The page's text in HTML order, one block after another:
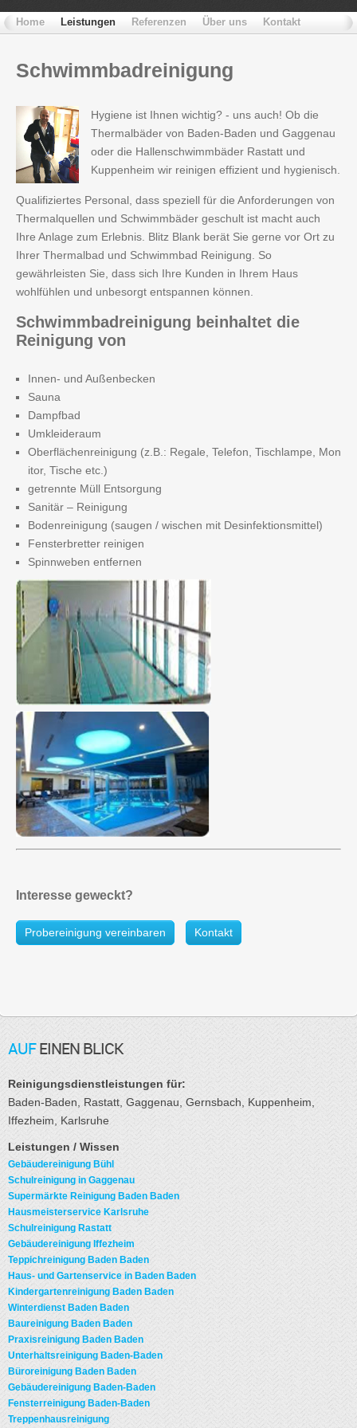
Home Leistungen Referenzen Über uns Kontakt
Schwimmbadreinigung
Hygiene ist Ihnen wichtig? - uns auch! Ob die
Thermalbäder von Baden-Baden und Gaggenau
oder die Hallenschwimmbäder Rastatt und
Kuppenheim wir reinigen effizient und hygienisch.
Qualifiziertes Personal, dass speziell für die Anforderungen von
Thermalquellen und Schwimmbäder geschult ist macht auch
Ihre Anlage zum Erlebnis. Blitz Blank berät Sie gerne vor Ort zu
Ihrer Thermalbad und Schwimmbad Reinigung. So
gewährleisten Sie, dass sich Ihre Kunden in Ihrem Haus
wohlfühlen und unbesorgt entspannen können.
Schwimmbadreinigung beinhaltet die
Reinigung von
Innen- und Außenbecken
Sauna
Dampfbad
Umkleideraum
Oberflächenreinigung (z.B.: Regale, Telefon, Tischlampe, Mon
itor, Tische etc.)
getrennte Müll Entsorgung
Sanitär – Reinigung
Bodenreinigung (saugen / wischen mit Desinfektionsmittel)
Fensterbretter reinigen
Spinnweben entfernen
Interesse geweckt?
Probereinigung vereinbaren Kontakt
AUFEINEN BLICK
Reinigungsdienstleistungen für:
Baden-Baden, Rastatt, Gaggenau, Gernsbach, Kuppenheim,
Iffezheim, Karlsruhe
Leistungen / Wissen
Gebäudereinigung Bühl
Schulreinigung in Gaggenau
Supermärkte Reinigung Baden Baden
Hausmeisterservice Karlsruhe
Schulreinigung Rastatt
Gebäudereinigung Iffezheim
Teppichreinigung Baden Baden
Haus- und Gartenservice in Baden Baden
Kindergartenreinigung Baden Baden
Winterdienst Baden Baden
Baureinigung Baden Baden
Praxisreinigung Baden Baden
Unterhaltsreinigung Baden-Baden
Büroreinigung Baden Baden
Gebäudereinigung Baden-Baden
Fensterreinigung Baden-Baden
Treppenhausreinigung